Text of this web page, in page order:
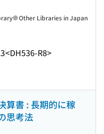
<DH536-R8>
Other Libraries in Japan
算書 : 長期的に稼
思考法